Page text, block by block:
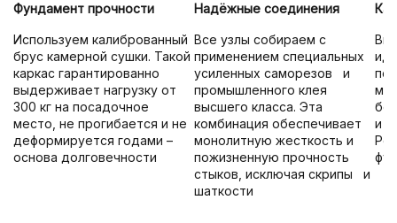
Фундамент прочности
Используем калиброванный
брус камерной сушки. Такой
каркас гарантированно
выдерживает нагрузку от
300 кг на посадочное
место, не прогибается и не
деформируется годами –
основа долговечности
Надёжные соединения
Все узлы собираем с
применением специальных
усиленных саморезов и
промышленного клея
высшего класса. Эта
комбинация обеспечивает
монолитную жесткость и
пожизненную прочность
стыков, исключая скрипы и
шаткости
и